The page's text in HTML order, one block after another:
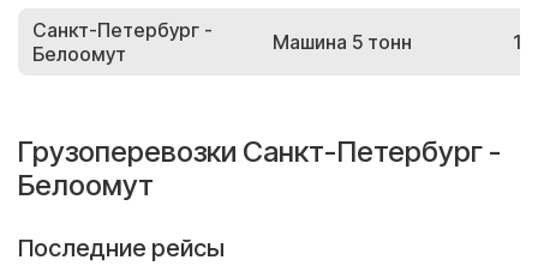
Санкт-Петербург -
Белоомут
Машина 5 тонн
Грузоперевозки Санкт-Петербург -
Белоомут
Последние рейсы